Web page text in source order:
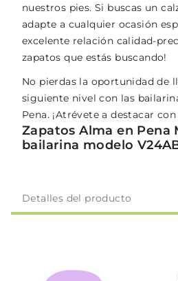
nuestros pies. Si buscas un
adapte a cualquier ocasión
excelente relación calidad-
zapatos que estás buscando!
No pierdas la oportunidad de
siguiente nivel con las
Pena. ¡Atrévete a destacar
Zapatos Alma en Pena
bailarina modelo
Detalles del producto